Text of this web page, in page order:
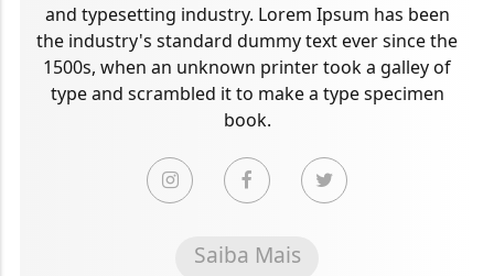
and typesetting industry. Lorem Ipsum has been
the industry's standard dummy text ever since the
1500s, when an unknown printer took a galley of
type and scrambled it to make a type specimen
book.
Saiba Mais